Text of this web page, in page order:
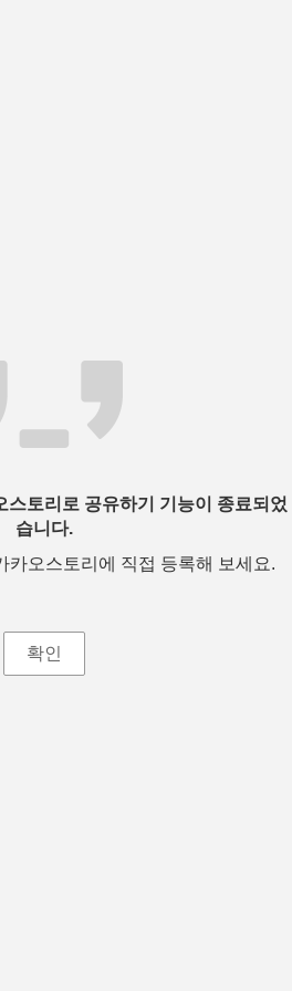
토리로 공유하기 기능이 종료되었
습니다.
카오스토리에 직접 등록해 보세요.
확인